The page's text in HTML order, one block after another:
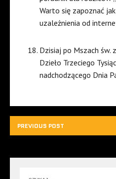
Warto się zapoznać
uzależnienia od
Dzisiaj po Mszach św.
Dzieło Trzeciego
nadchodzącego Dnia
PREVIOUS POST